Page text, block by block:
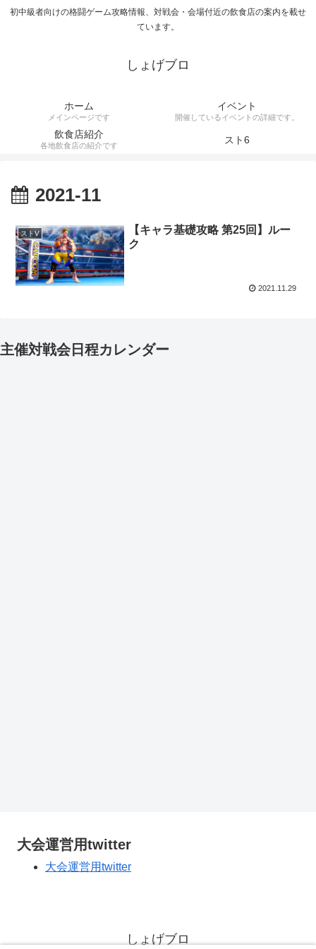
初中級者向けの格闘ゲーム攻略情報、対戦会・会場付近の飲食店の案内を載せ
ています。
しょげブロ
ホーム
メインページです
イベント
開催しているイベントの詳細です。
飲食店紹介
各地飲食店の紹介です スト6
2021-11
ストV
【キャラ基礎攻略 第25回】ルー
ク
2021.11.29
主催対戦会日程カレンダー
大会運営用twitter
大会運営用twitter
しょげブロ